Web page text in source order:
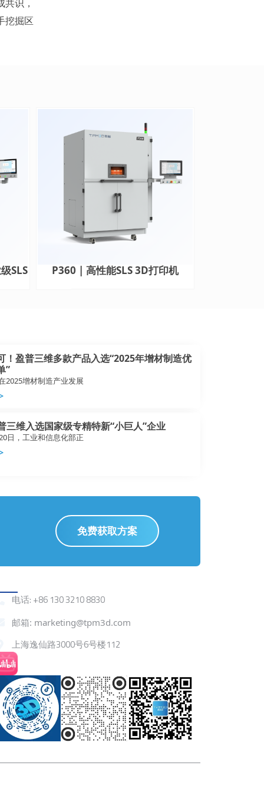
识，
挖掘区
SLS P360 | 高性能SLS 3D打印机
！盈普三维多款产品入选“2025年增材制造优
”
2025增材制造产业发展
三维入选国家级专精特新“小巨人”企业
日，工业和信息化部正
免费获取方案
电话: +86 130 3210 8830
邮箱: marketing@tpm3d.com
上海逸仙路3000号6号楼112